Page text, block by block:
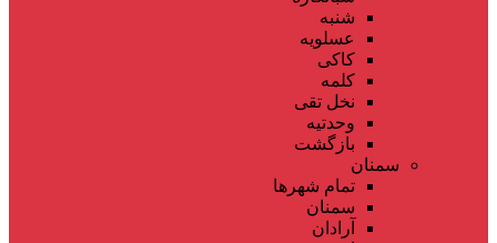
شنبه
عسلویه
کاکی
کلمه
نخل تقی
وحدتیه
بازگشت
سمنان
تمام شهر‌ها
سمنان
آرادان